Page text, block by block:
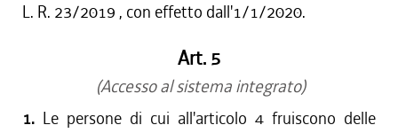
L. R. 23/2019 , con effetto dall'1/1/2020.
Art. 5
(Accesso al sistema integrato)
1. Le persone di cui all'articolo 4 fruiscono delle